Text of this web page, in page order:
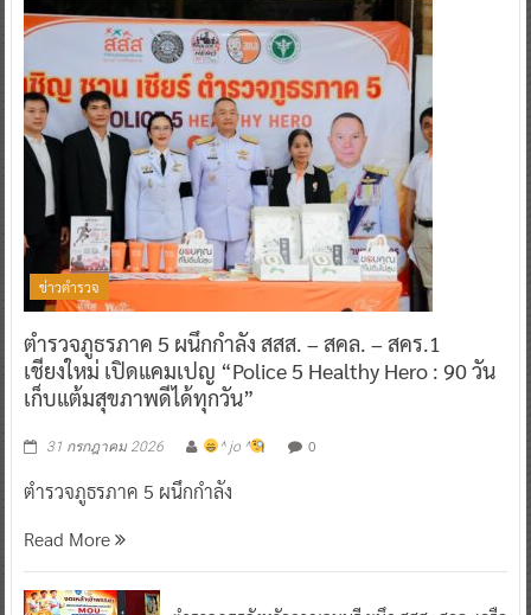
ข่าวตำรวจ
ตำรวจภูธรภาค 5 ผนึกกำลัง สสส. – สคล. – สคร.1
เชียงใหม่ เปิดแคมเปญ “Police 5 Healthy Hero : 90 วัน
เก็บแต้มสุขภาพดีได้ทุกวัน”
31 กรกฎาคม 2026 ^ jo ^ 0
ตำรวจภูธรภาค 5 ผนึกกำลัง
Read More